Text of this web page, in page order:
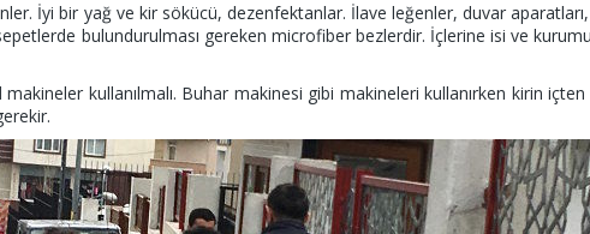
İyi bir yağ ve kir sökücü, dezenfektanlar. İlave leğenler, duvar
bulundurulması gereken microfiber bezlerdir. İçlerine isi ve
kullanılmalı. Buhar makinesi gibi makineleri kullanırken kirin